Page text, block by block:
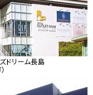
ドリーム長島